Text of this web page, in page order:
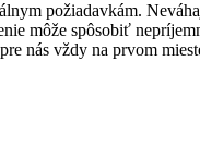
požiadavkám.
môže spôsobiť
nás vždy na prvom